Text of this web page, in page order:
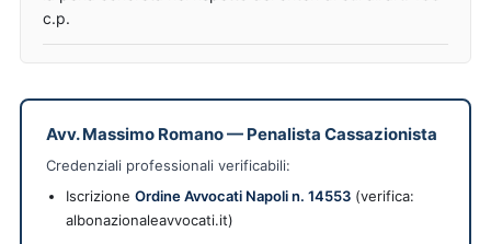
c.p.
Avv. Massimo Romano— Penalista Cassazionista
Credenziali professionali verificabili:
Iscrizione Ordine Avvocati Napoli n. 14553 (verifica:
albonazionaleavvocati.it)